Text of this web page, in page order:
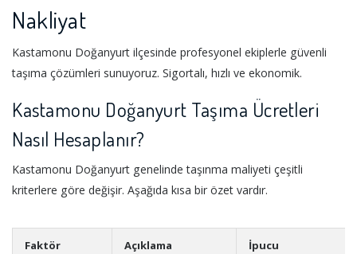
Nakliyat
Kastamonu Doğanyurt ilçesinde profesyonel ekiplerle güvenli
taşıma çözümleri sunuyoruz. Sigortalı, hızlı ve ekonomik.
Kastamonu Doğanyurt Taşıma Ücretleri
Nasıl Hesaplanır?
Kastamonu Doğanyurt genelinde taşınma maliyeti çeşitli
kriterlere göre değişir. Aşağıda kısa bir özet vardır.
Faktör Açıklama İpucu